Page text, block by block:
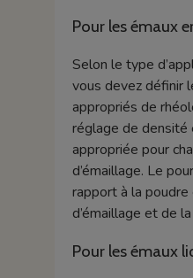
Pour les émaux
Selon le type
vous devez définir
appropriés de
réglage de densité
appropriée pour
d’émaillage. Le
rapport à la
d’émaillage et de
Pour les émaux